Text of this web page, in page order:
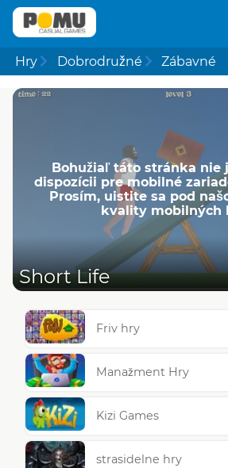
Hry Dobrodružné Zábavné
Bohužiaľ táto stránka nie
dispozícii pre mobilné
Prosím, uistite sa pod
kvality mobilných
Short Life
Friv hry
Manažment Hry
Kizi Games
strasidelne hry